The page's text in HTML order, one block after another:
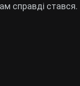
справді стався.